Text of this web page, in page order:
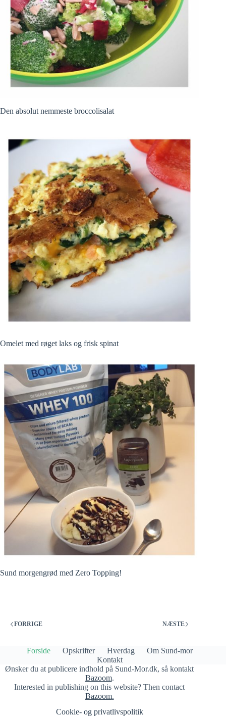
Den absolut nemmeste broccolisalat
Omelet med røget laks og frisk spinat
Sund morgengrød med Zero Topping!
FORRIGE NÆSTE
Forside Opskrifter Hverdag
Om Sund-mor
Kontakt
Ønsker du at publicere indhold på Sund-Mor.dk, så kontakt
Bazoom.
Interested in publishing on this website? Then contact
Bazoom.
Cookie- og privatlivspolitik​